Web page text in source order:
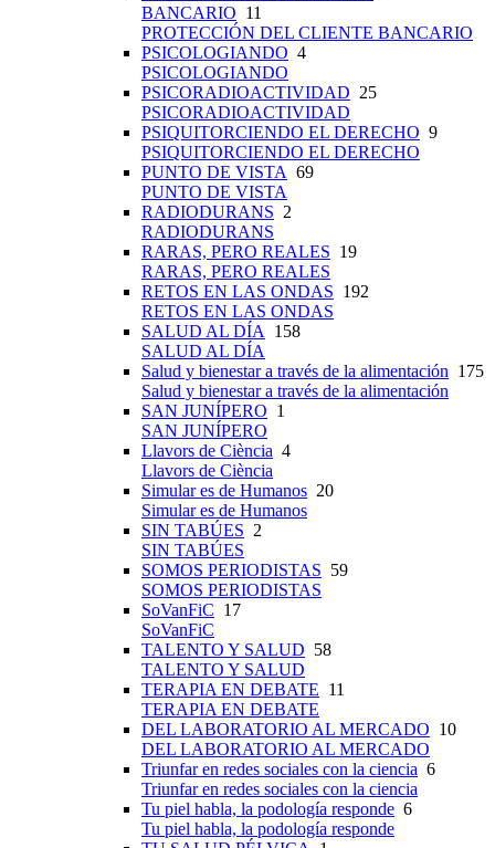
BANCARIO 11
PROTECCIÓN DEL CLIENTE BANCARIO
PSICOLOGIANDO 4
PSICOLOGIANDO
PSICORADIOACTIVIDAD 25
PSICORADIOACTIVIDAD
PSIQUITORCIENDO EL DERECHO 9
PSIQUITORCIENDO EL DERECHO
PUNTO DE VISTA 69
PUNTO DE VISTA
RADIODURANS 2
RADIODURANS
RARAS, PERO REALES 19
RARAS, PERO REALES
RETOS EN LAS ONDAS 192
RETOS EN LAS ONDAS
SALUD AL DÍA 158
SALUD AL DÍA
Salud y bienestar a través de la alimentación 175
Salud y bienestar a través de la alimentación
SAN JUNÍPERO 1
SAN JUNÍPERO
Llavors de Ciència 4
Llavors de Ciència
Simular es de Humanos 20
Simular es de Humanos
SIN TABÚES 2
SIN TABÚES
SOMOS PERIODISTAS 59
SOMOS PERIODISTAS
SoVanFiC 17
SoVanFiC
TALENTO Y SALUD 58
TALENTO Y SALUD
TERAPIA EN DEBATE 11
TERAPIA EN DEBATE
DEL LABORATORIO AL MERCADO 10
DEL LABORATORIO AL MERCADO
Triunfar en redes sociales con la ciencia 6
Triunfar en redes sociales con la ciencia
Tu piel habla, la podología responde 6
Tu piel habla, la podología responde